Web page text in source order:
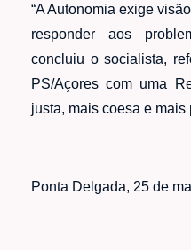
“A Autonomia exige
responder aos
concluiu o socialista,
PS/Açores com uma
justa, mais coesa e mais
Ponta Delgada, 25 de